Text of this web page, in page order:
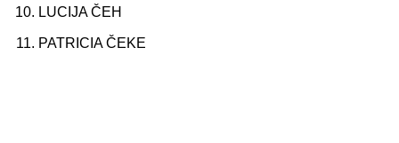
LUCIJA ČEH
PATRICIA ČEKE